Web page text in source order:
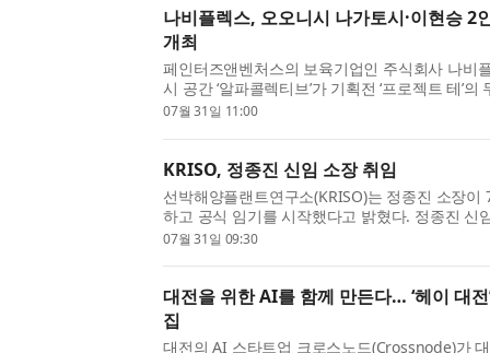
나비플렉스, 오오니시 나가토시·이현승 2
개최
페인터즈앤벤처스의 보육기업인 주식회사 나비
시 공간 ‘알파콜렉티브’가 기획전 ‘프로젝트 테’
오니시 나가토시(大西長利)와 이현승 작가의 2인
07월 31일 11:00
KRISO, 정종진 신임 소장 취임
선박해양플랜트연구소(KRISO)는 정종진 소장이
하고 공식 임기를 시작했다고 밝혔다. 정종진 신
으로, 서울대학교에서 조선해양공학 학사(1992
07월 31일 09:30
대전을 위한 AI를 함께 만든다… ‘헤이 대
집
대전의 AI 스타트업 크로스노드(Crossnode)​가